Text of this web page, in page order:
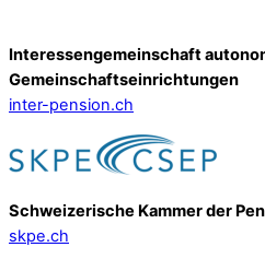
Interessengemeinschaft
Gemeinschafts­einrichtungen
inter-pension.ch
Schweizerische Kammer der
skpe.ch